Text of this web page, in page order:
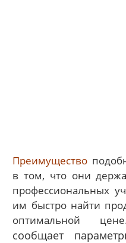
Преимущество
в том, что они
профессиональных
им быстро найти
оптимальной
сообщает